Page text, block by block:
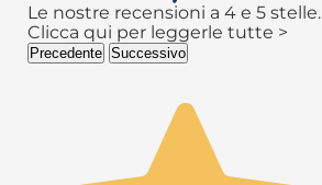
Le nostre recensioni a 4 e 5 stelle.
Clicca qui per leggerle tutte >
Precedente Successivo